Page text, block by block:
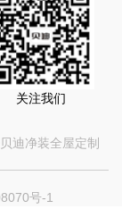
关注我们
迪净装全屋定制
号-1